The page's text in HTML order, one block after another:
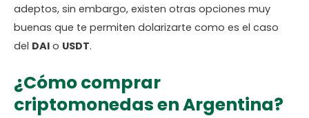
adeptos, sin embargo, existen otras opciones muy
buenas que te permiten dolarizarte como es el caso
del DAI o USDT.
¿Cómo comprar
criptomonedas en Argentina?